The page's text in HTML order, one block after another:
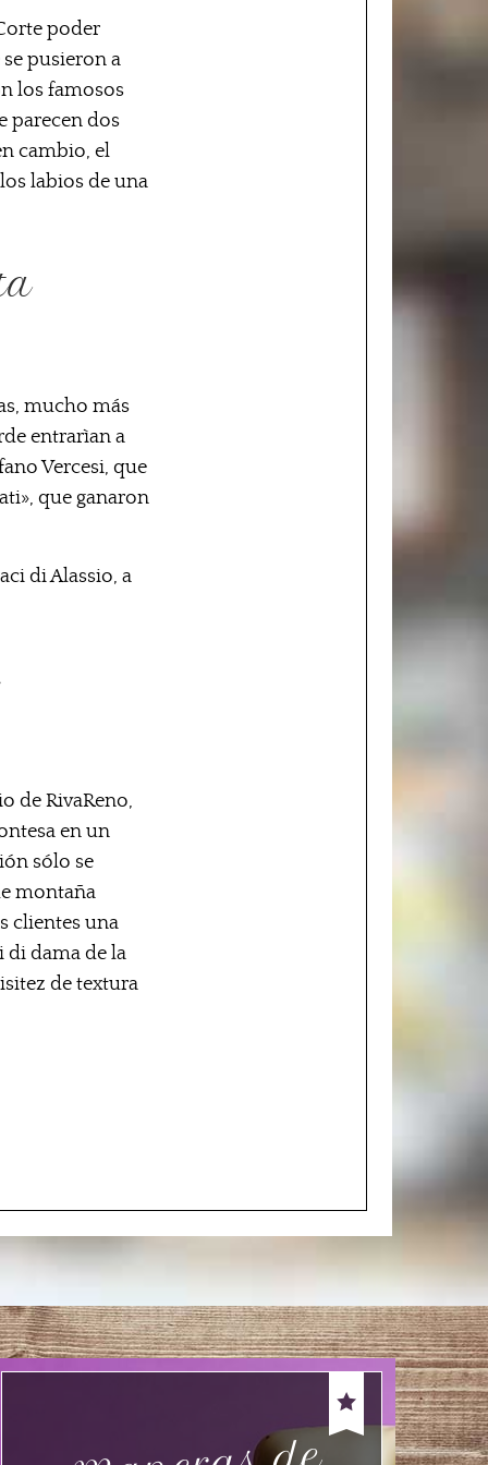
poder
pusieron a
los famosos
parecen dos
cambio, el
labios de una
mucho más
entrarìan a
Vercesi, que
que ganaron
di Alassio, a
de RivaReno,
en un
sólo se
montaña
clientes una
di dama de la
de textura